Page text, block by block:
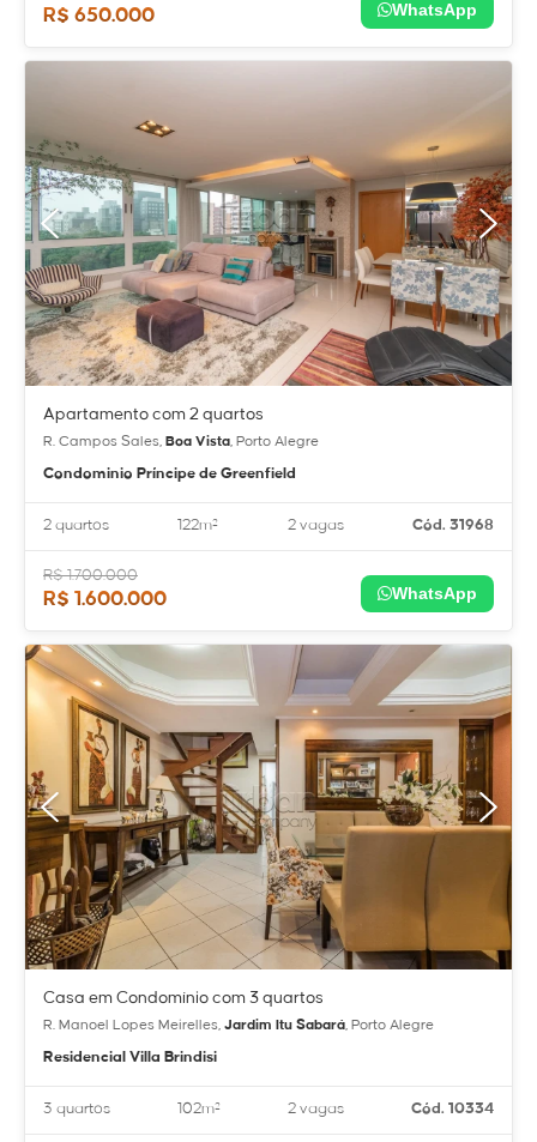
R$ 650.000 WhatsApp
Apartamento com 2 quartos
R. Campos Sales, Boa Vista, Porto Alegre
Condominio Príncipe de Greenfield
2 quartos 122m² 2 vagas Cód. 31968
R$ 1.700.000
R$ 1.600.000 WhatsApp
Casa em Condomínio com 3 quartos
R. Manoel Lopes Meirelles, Jardim Itu Sabará, Porto Alegre
Residencial Villa Brindisi
3 quartos 102m² 2 vagas Cód. 10334